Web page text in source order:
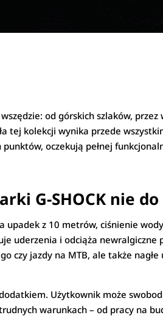
od górskich szlaków,
tej kolekcji wynika przede
oczekują pełnej
G-SHOCK nie
upadek z 10 metrów, ciśnienie
uderzenia i odciąża newralgiczne
czy jazdy na MTB, ale także
Użytkownik może
warunkach – od pracy na